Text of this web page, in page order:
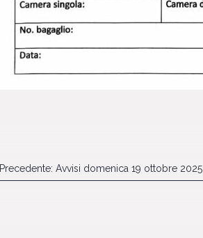
Precedente: Avvisi domenica 19 ottobre 2025